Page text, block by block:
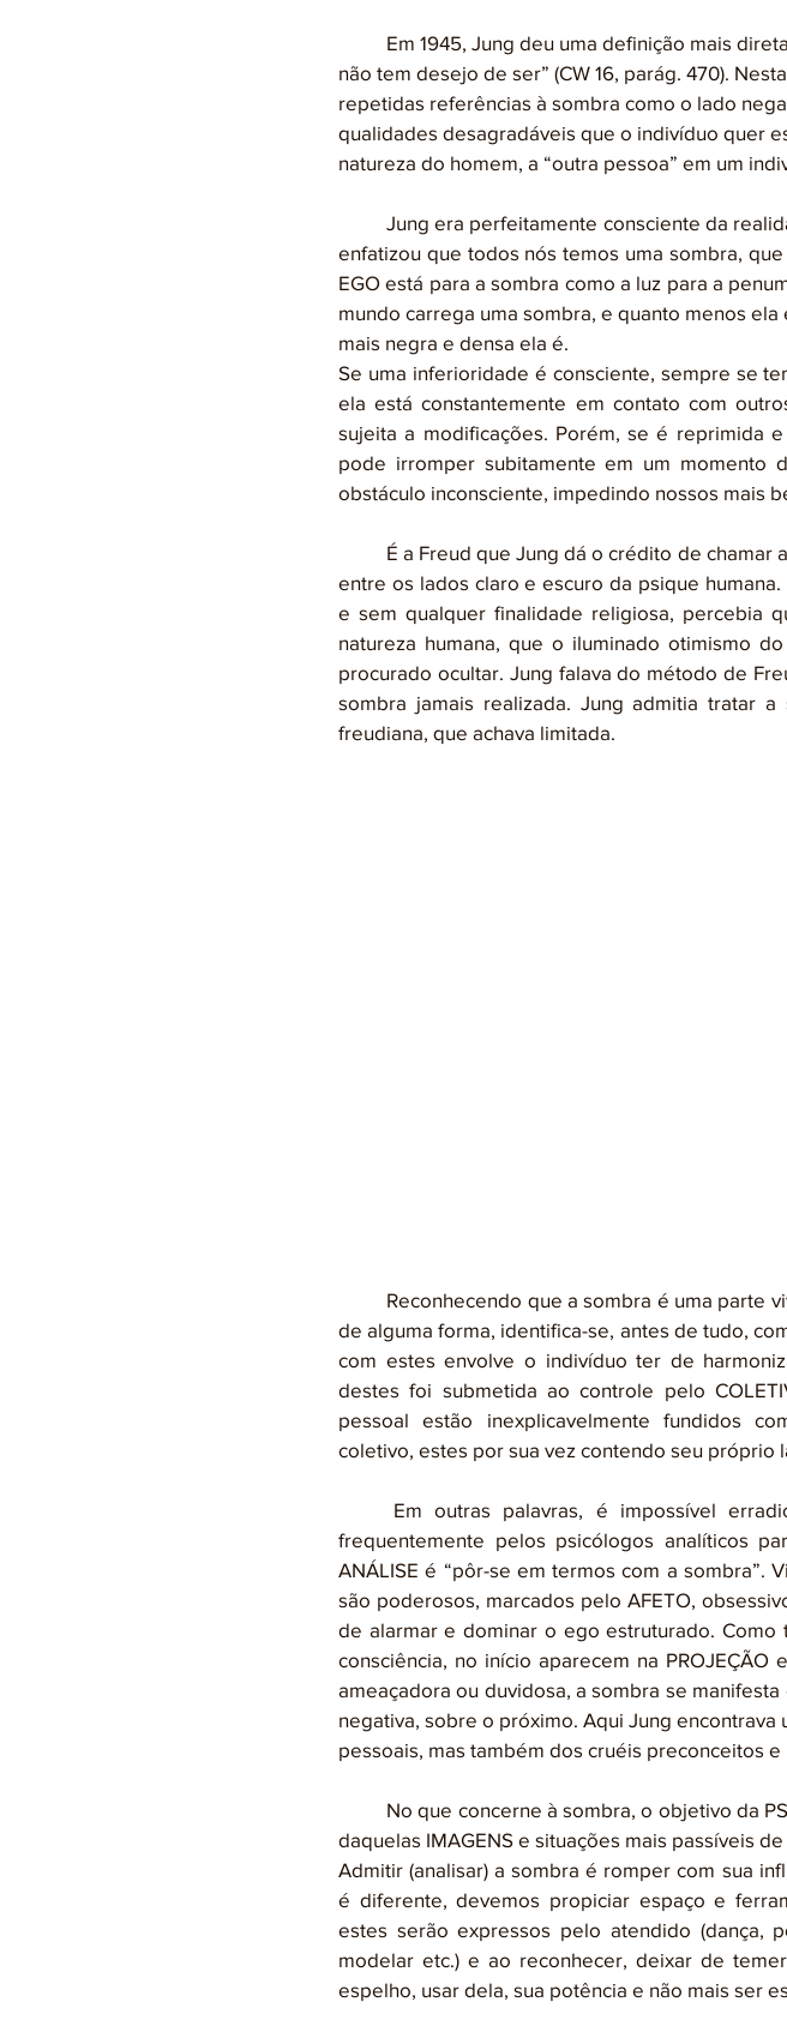
não tem desejo de ser” (CW 16, parág. 470).
repetidas referências à sombra como o lado
qualidades desagradáveis que o indivíduo quer
natureza do homem, a “outra pessoa” em um
	Jung era perfeitamente consciente da realidade do MAL na vida humana. Vezes e mais vezes
enfatizou que todos nós temos uma sombra,
EGO está para a sombra como a luz para a
mundo carrega uma sombra, e quanto menos
mais negra e densa ela é.
Se uma inferioridade é consciente, sempre se
ela está constantemente em contato com
sujeita a modificações. Porém, se é reprimida
pode irromper subitamente em um momento
obstáculo inconsciente, impedindo nossos mais
entre os lados claro e escuro da psique
e sem qualquer finalidade religiosa, percebia
natureza humana, que o iluminado otimismo
procurado ocultar. Jung falava do método de
sombra jamais realizada. Jung admitia tratar
freudiana, que achava limitada.
de alguma forma, identifica-se, antes de tudo,
com estes envolve o indivíduo ter de
destes foi submetida ao controle pelo
pessoal estão inexplicavelmente fundidos
coletivo, estes por sua vez contendo seu próprio
frequentemente pelos psicólogos analíticos
ANÁLISE é “pôr-se em termos com a sombra”.
são poderosos, marcados pelo AFETO,
de alarmar e dominar o ego estruturado.
consciência, no início aparecem na
ameaçadora ou duvidosa, a sombra se
negativa, sobre o próximo. Aqui Jung
pessoais, mas também dos cruéis preconceitos
daquelas IMAGENS e situações mais passíveis
Admitir (analisar) a sombra é romper com sua
é diferente, devemos propiciar espaço e
estes serão expressos pelo atendido (dança,
modelar etc.) e ao reconhecer, deixar de
espelho, usar dela, sua potência e não mais ser